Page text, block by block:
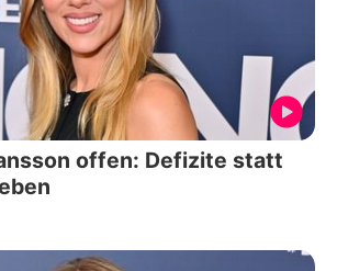
offen: Defizite statt